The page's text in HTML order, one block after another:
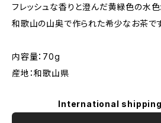
フレッシュな香りと澄んだ黄緑色の水色
和歌山の山奥で作られた希少なお茶です
内容量：70g
産地：和歌山県
International